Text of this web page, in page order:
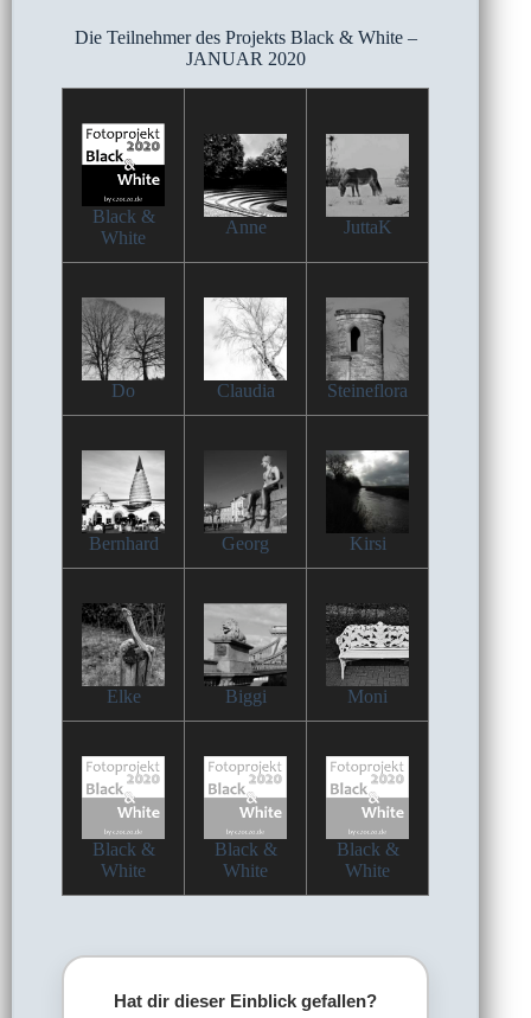
Die Teilnehmer des Projekts Black & White –
JANUAR 2020
Black &
White
Anne JuttaK
Do Claudia Steineflora
Bernhard Georg Kirsi
Elke Biggi Moni
Black &
White
Black &
White
Black &
White
Hat dir dieser Einblick gefallen?